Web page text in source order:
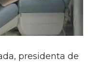
presidenta de